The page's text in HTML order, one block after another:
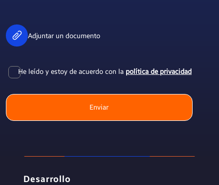
Adjuntar un documento
He leído y estoy de acuerdo con la política de privacidad
Enviar
Desarrollo